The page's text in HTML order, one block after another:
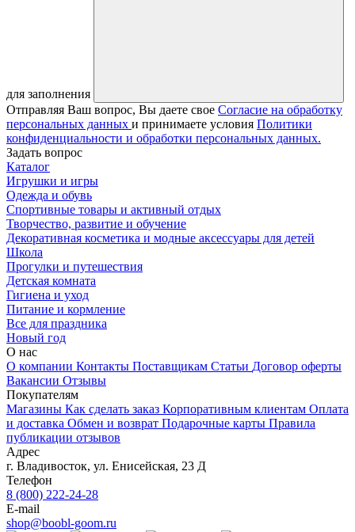
для заполнения
Отправляя Ваш вопрос, Вы даете свое Согласие на обработку
персональных данных и принимаете условия Политики
конфиденциальности и обработки персональных данных.
Задать вопрос
Каталог
Игрушки и игры
Одежда и обувь
Спортивные товары и активный отдых
Творчество, развитие и обучение
Декоративная косметика и модные аксессуары для детей
Школа
Прогулки и путешествия
Детская комната
Гигиена и уход
Питание и кормление
Все для праздника
Новый год
О нас
О компании Контакты Поставщикам Статьи Договор оферты
Вакансии Отзывы
Покупателям
Магазины Как сделать заказ Корпоративным клиентам Оплата
и доставка Обмен и возврат Подарочные карты Правила
публикации отзывов
Адрес
г. Владивосток, ул. Енисейская, 23 Д
Телефон
8 (800) 222-24-28
E-mail
shop@boobl-goom.ru